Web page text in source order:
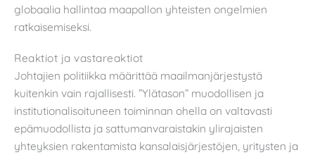
globaalia hallintaa maapallon yhteisten ongelmien
ratkaisemiseksi.
Reaktiot ja vastareaktiot
Johtajien politiikka määrittää maailmanjärjestystä
kuitenkin vain rajallisesti. ”Ylätason” muodollisen ja
institutionalisoituneen toiminnan ohella on valtavasti
epämuodollista ja sattumanvaraistakin ylirajaisten
yhteyksien rakentamista kansalaisjärjestöjen, yritysten ja